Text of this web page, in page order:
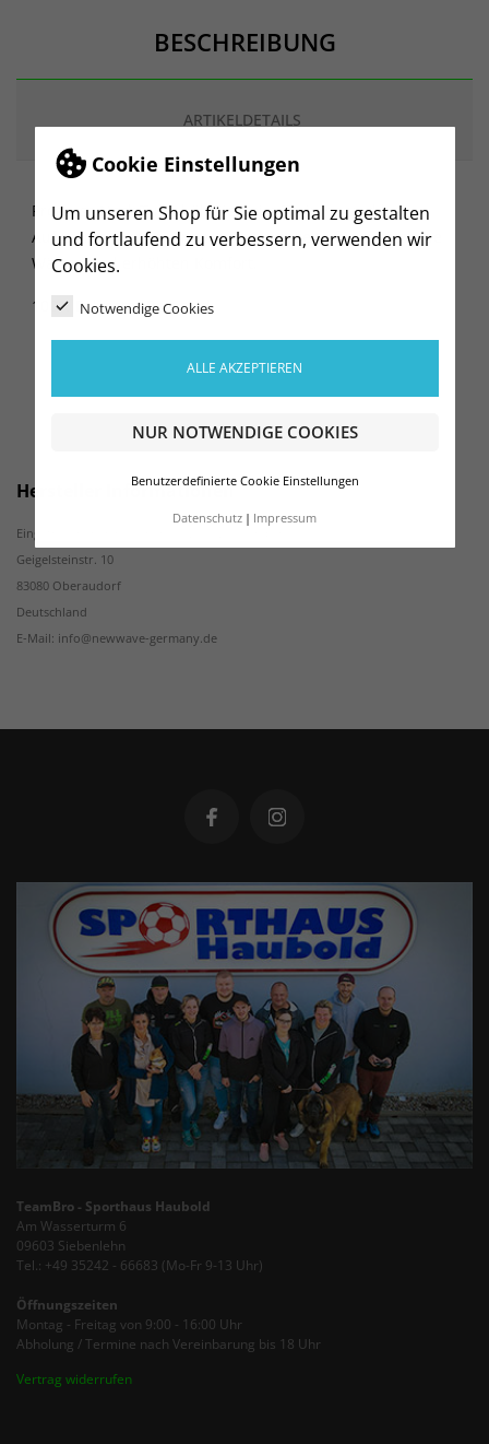
Cookie Einstellungen
Um unseren Shop für Sie optimal zu gestalten
und fortlaufend zu verbessern, verwenden wir
Cookies.
Notwendige Cookies
ALLE AKZEPTIEREN
NUR NOTWENDIGE COOKIES
Benutzerdefinierte Cookie Einstellungen
Datenschutz Impressum
BESCHREIBUNG
ARTIKELDETAILS
Progress Neck Tube hält Sie beim Training und beim
Aufwärmen warm. Angeraute Innenseite für zusätzliche
Wärme und erhöhten Komfort.
100% Polyester Recycled
Hersteller Informationen
Eingetragener Handelsname: New Wave GmbH
Geigelsteinstr. 10
83080 Oberaudorf
Deutschland
E-Mail: info@newwave-germany.de
TeamBro - Sporthaus Haubold
Am Wasserturm 6
09603 Siebenlehn
Tel.: +49 35242 - 66683 (Mo-Fr 9-13 Uhr)
Öffnungszeiten
Montag - Freitag von 9:00 - 16:00 Uhr
Abholung / Termine nach Vereinbarung bis 18 Uhr
Vertrag widerrufen